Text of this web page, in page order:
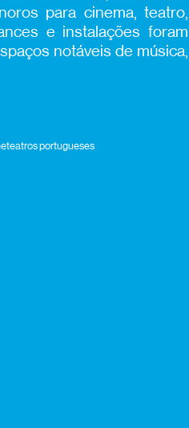
para cinema, teatro,
e instalações foram
notáveis de música,
portugueses